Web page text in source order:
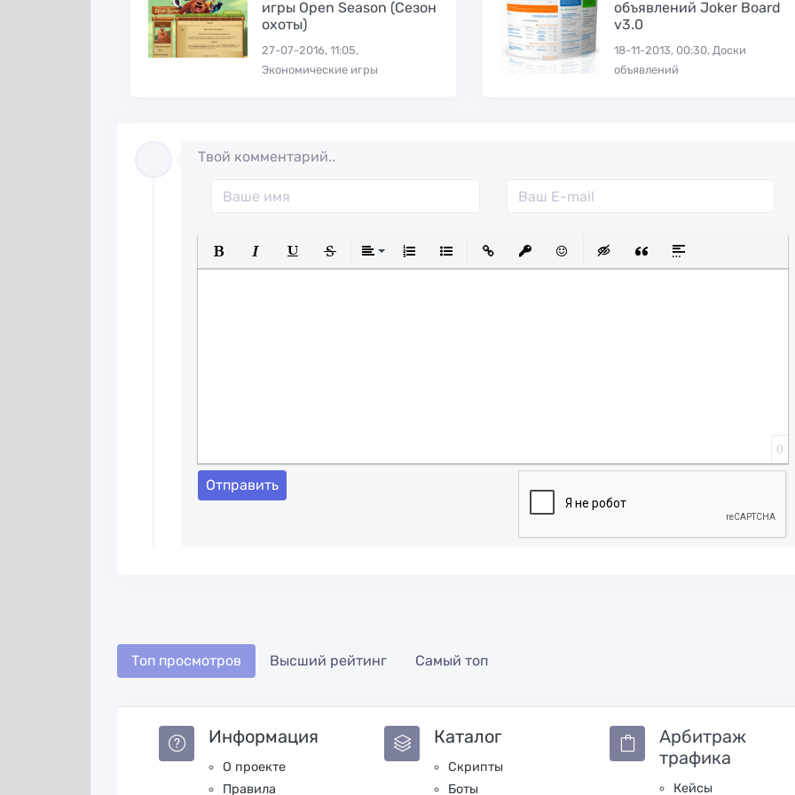
игры Open Season (Сезон
охоты)
27-07-2016, 11:05,
Экономические игры
объявлений Joker Board
v3.0
18-11-2013, 00:30, Доски
объявлений
Твой комментарий..
Полужирный
КурсивПодчеркнутый
ЗачеркнутыйВыравнивание
Нумерованный список
Маркированный список
Вставить ссылку
Вставить защищенную ссылку
Вставить смайлик
Вставка скрытого текста
Вставка цитаты
Вставка
0
Отправить
Топ просмотров Высший рейтинг Самый топ
Информация
О проекте
Правила
Каталог
Скрипты
Боты
Арбитраж
трафика
Кейсы